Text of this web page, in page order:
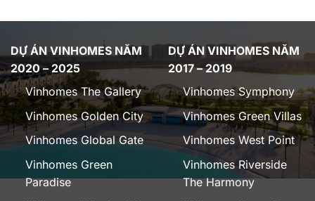
DỰ ÁN VINHOMES NĂM
2020 – 2025
Vinhomes The Gallery
Vinhomes Golden City
Vinhomes Global Gate
Vinhomes Green
Paradise
DỰ ÁN VINHOMES NĂM
2017 – 2019
Vinhomes Symphony
Vinhomes Green Villas
Vinhomes West Point
Vinhomes Riverside
The Harmony